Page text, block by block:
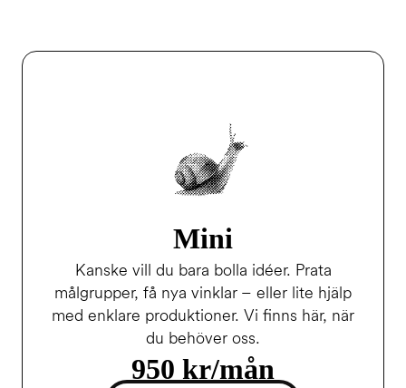
Mini
Kanske vill du bara bolla idéer. Prata
målgrupper, få nya vinklar – eller lite hjälp
med enklare produktioner. Vi finns här, när
du behöver oss.
950 kr/mån